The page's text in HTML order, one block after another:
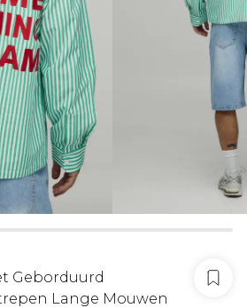
Geborduurd
Lange Mouwen